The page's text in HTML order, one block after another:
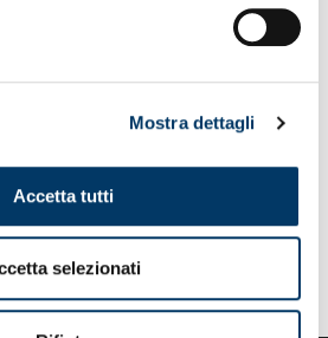
Mostra dettagli
Accetta tutti
selezionati